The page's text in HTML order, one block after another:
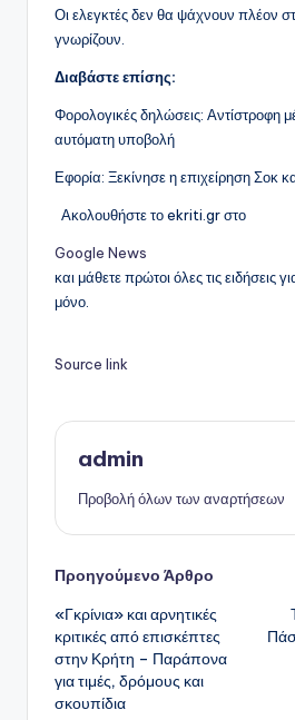
Οι ελεγκτές δεν θα ψάχνουν πλέον
γνωρίζουν.
Διαβάστε επίσης:
Φορολογικές δηλώσεις: Αντίστροφη
αυτόματη υποβολή
Εφορία: Ξεκίνησε η επιχείρηση Σοκ
Ακολουθήστε το ekriti.gr στο
Google News
και μάθετε πρώτοι όλες τις ειδήσεις
μόνο.
Source link
admin
Προβολή όλων των αναρτήσεων
Πλοήγηση
δημοσιεύσεων
Προηγούμενο Άρθρο
«Γκρίνια» και αρνητικές
κριτικές από επισκέπτες
στην Κρήτη – Παράπονα
για τιμές, δρόμους και
σκουπίδια